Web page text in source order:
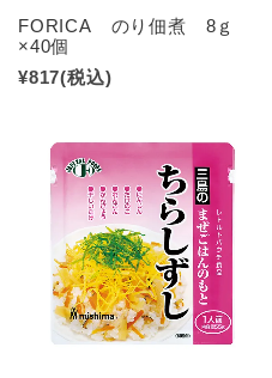
FORICA のり佃煮 8ｇ
×40個
¥817(税込)